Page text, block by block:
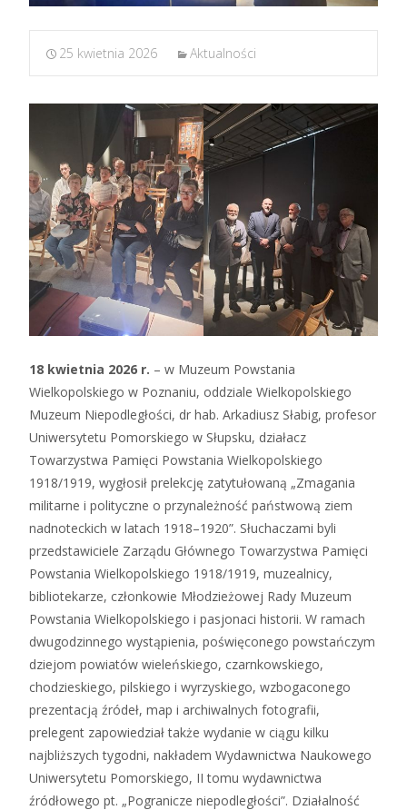
25 kwietnia 2026 Aktualności
18 kwietnia 2026 r. – w Muzeum Powstania
Wielkopolskiego w Poznaniu, oddziale Wielkopolskiego
Muzeum Niepodległości, dr hab. Arkadiusz Słabig, profesor
Uniwersytetu Pomorskiego w Słupsku, działacz
Towarzystwa Pamięci Powstania Wielkopolskiego
1918/1919, wygłosił prelekcję zatytułowaną „Zmagania
militarne i polityczne o przynależność państwową ziem
nadnoteckich w latach 1918–1920”. Słuchaczami byli
przedstawiciele Zarządu Głównego Towarzystwa Pamięci
Powstania Wielkopolskiego 1918/1919, muzealnicy,
bibliotekarze, członkowie Młodzieżowej Rady Muzeum
Powstania Wielkopolskiego i pasjonaci historii. W ramach
dwugodzinnego wystąpienia, poświęconego powstańczym
dziejom powiatów wieleńskiego, czarnkowskiego,
chodzieskiego, pilskiego i wyrzyskiego, wzbogaconego
prezentacją źródeł, map i archiwalnych fotografii,
prelegent zapowiedział także wydanie w ciągu kilku
najbliższych tygodni, nakładem Wydawnictwa Naukowego
Uniwersytetu Pomorskiego, II tomu wydawnictwa
źródłowego pt. „Pogranicze niepodległości”. Działalność